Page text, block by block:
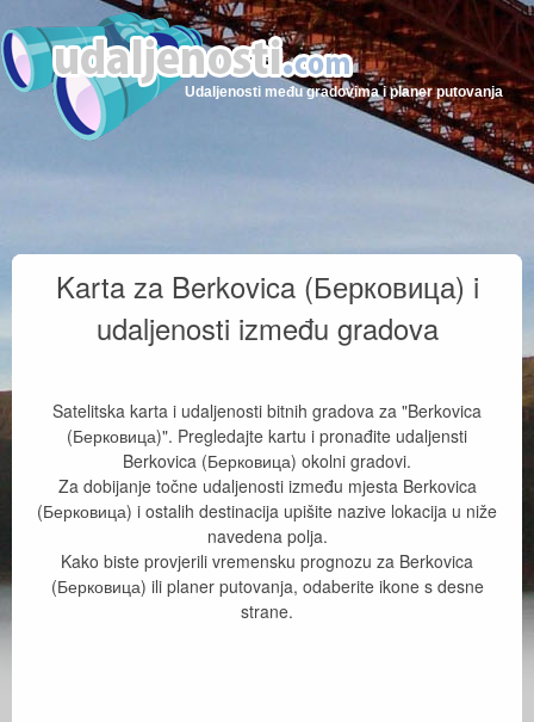
Udaljenosti među gradovima i planer putovanja
Karta za Berkovica (Берковица) i
udaljenosti između gradova
Satelitska karta i udaljenosti bitnih gradova za "Berkovica
(Берковица)". Pregledajte kartu i pronađite udaljensti
Berkovica (Берковица) okolni gradovi.
Za dobijanje točne udaljenosti između mjesta Berkovica
(Берковица) i ostalih destinacija upišite nazive lokacija u niže
navedena polja.
Kako biste provjerili vremensku prognozu za Berkovica
(Берковица) ili planer putovanja, odaberite ikone s desne
strane.